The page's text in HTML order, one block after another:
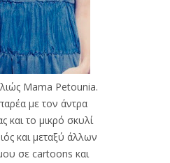
Mama Petounia.
με τον άντρα
και το μικρό σκυλί
και μεταξύ άλλων
σε cartoons και